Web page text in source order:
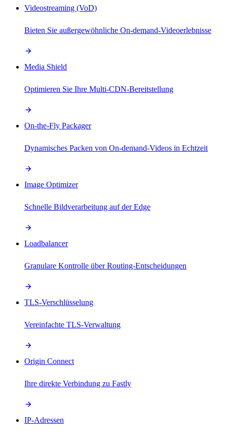
Videostreaming (VoD)
Bieten Sie außergewöhnliche On-demand-Videoerlebnisse
Media Shield
Optimieren Sie Ihre Multi-CDN-Bereitstellung
On-the-Fly Packager
Dynamisches Packen von On-demand-Videos in Echtzeit
Image Optimizer
Schnelle Bildverarbeitung auf der Edge
Loadbalancer
Granulare Kontrolle über Routing-Entscheidungen
TLS-Verschlüsselung
Vereinfachte TLS-Verwaltung
Origin Connect
Ihre direkte Verbindung zu Fastly
IP-Adressen